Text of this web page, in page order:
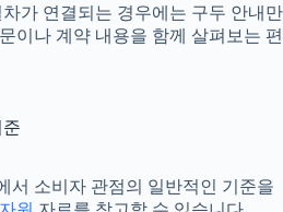
가 연결되는 경우에는 구두 안내만
이나 계약 내용을 함께 살펴보는 편
서 소비자 관점의 일반적인 기준을